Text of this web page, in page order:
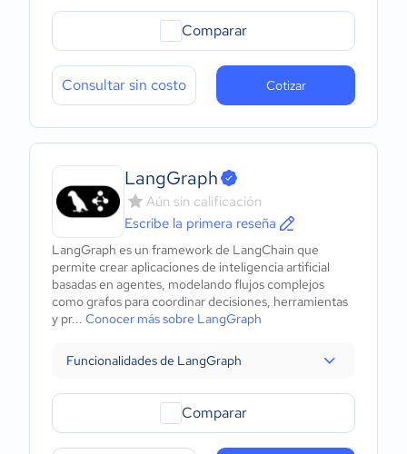
Comparar
Consultar sin costo Cotizar
LangGraph
Aún sin calificación
Escribe la primera reseña
LangGraph es un framework de LangChain que
permite crear aplicaciones de inteligencia artificial
basadas en agentes, modelando flujos complejos
como grafos para coordinar decisiones, herramientas
y pr... Conocer más sobre LangGraph
Funcionalidades de LangGraph
Comparar